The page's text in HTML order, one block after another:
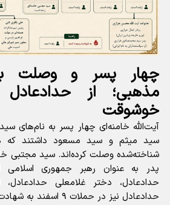
چهار پسر و وصلت با
مذهبی؛ از
خوشوقت
آیت‌الله خامنه‌ای چهار پسر به نام‌های
سید میثم و سید مسعود داشتند که
شناخته‌شده وصلت کرده‌اند. سید مجتبی
پدر به عنوان رهبر جمهوری اسلامی
حدادعادل، دختر غلامعلی حدادعادل،
حدادعادل نیز در حملات ۹ اسفند به شهادت رسید.